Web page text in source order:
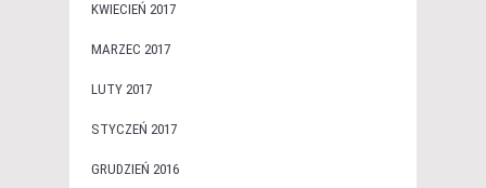
KWIECIEŃ 2017
MARZEC 2017
LUTY 2017
STYCZEŃ 2017
GRUDZIEŃ 2016